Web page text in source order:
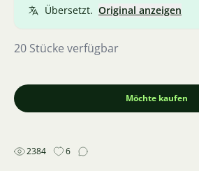
Übersetzt. Original anzeigen
20 Stücke verfügbar
Möchte kaufen
2384 6